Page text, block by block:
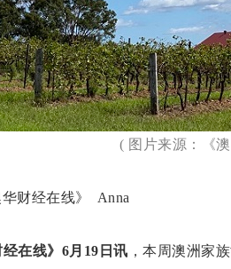
( 图片来源：《
财经在线》 Anna
在线》6月19日讯 ，本周澳洲家